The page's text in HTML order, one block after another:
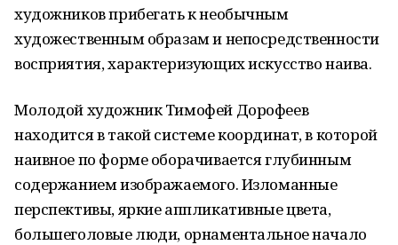
художников прибегать к необычным
художественным образам и непосредственности
восприятия, характеризующих искусство наива.
Молодой художник Тимофей Дорофеев
находится в такой системе координат, в которой
наивное по форме оборачивается глубинным
содержанием изображаемого. Изломанные
перспективы, яркие аппликативные цвета,
большеголовые люди, орнаментальное начало